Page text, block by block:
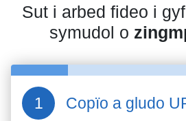
Sut i arbed fideo i
symudol o
Copïo a gludo